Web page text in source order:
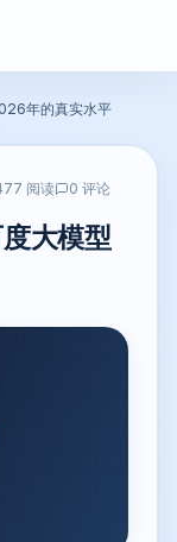
年的真实水平
阅读 0 评论
大模型